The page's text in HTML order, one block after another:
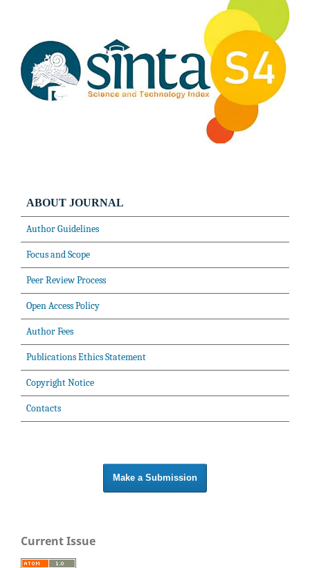
ABOUT JOURNAL
Author Guidelines
Focus and Scope
Peer Review Process
Open Access Policy
Author Fees
Publications Ethics Statement
Copyright Notice
Contacts
Make a Submission
Current Issue